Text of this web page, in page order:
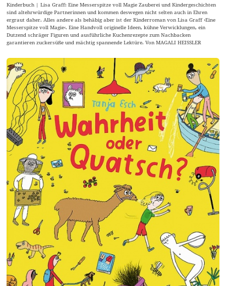
Kinderbuch | Lisa Graff: Eine Messerspitze voll Magie Zauberei und Kindergeschichten
sind altehrwürdige Partnerinnen und kommen deswegen nicht selten auch in Ehren
ergraut daher. Alles andere als behäbig aber ist der Kinderroman von Lisa Graff ›Eine
Messerspitze voll Magie‹. Eine Handvoll originelle Ideen, kühne Verwicklungen, ein
Dutzend schräger Figuren und ausführliche Kuchenrezepte zum Nachbacken
garantieren zuckersüße und mächtig spannende Lektüre. Von MAGALI HEISSLER